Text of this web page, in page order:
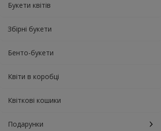
Букети квітів
Збірні букети
Бенто-букети
Квіти в коробці
Квіткові кошики
Подарунки